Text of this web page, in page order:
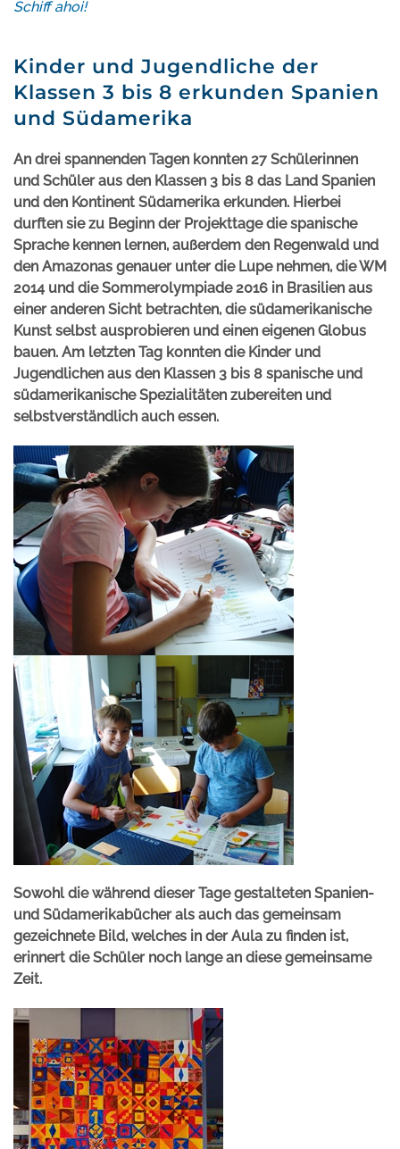
Schiff ahoi!
Kinder und Jugendliche der
Klassen 3 bis 8 erkunden Spanien
und Südamerika
An drei spannenden Tagen konnten 27 Schülerinnen
und Schüler aus den Klassen 3 bis 8 das Land Spanien
und den Kontinent Südamerika erkunden. Hierbei
durften sie zu Beginn der Projekttage die spanische
Sprache kennen lernen, außerdem den Regenwald und
den Amazonas genauer unter die Lupe nehmen, die WM
2014 und die Sommerolympiade 2016 in Brasilien aus
einer anderen Sicht betrachten, die südamerikanische
Kunst selbst ausprobieren und einen eigenen Globus
bauen. Am letzten Tag konnten die Kinder und
Jugendlichen aus den Klassen 3 bis 8 spanische und
südamerikanische Spezialitäten zubereiten und
selbstverständlich auch essen.
Sowohl die während dieser Tage gestalteten Spanien-
und Südamerikabücher als auch das gemeinsam
gezeichnete Bild, welches in der Aula zu finden ist,
erinnert die Schüler noch lange an diese gemeinsame
Zeit.